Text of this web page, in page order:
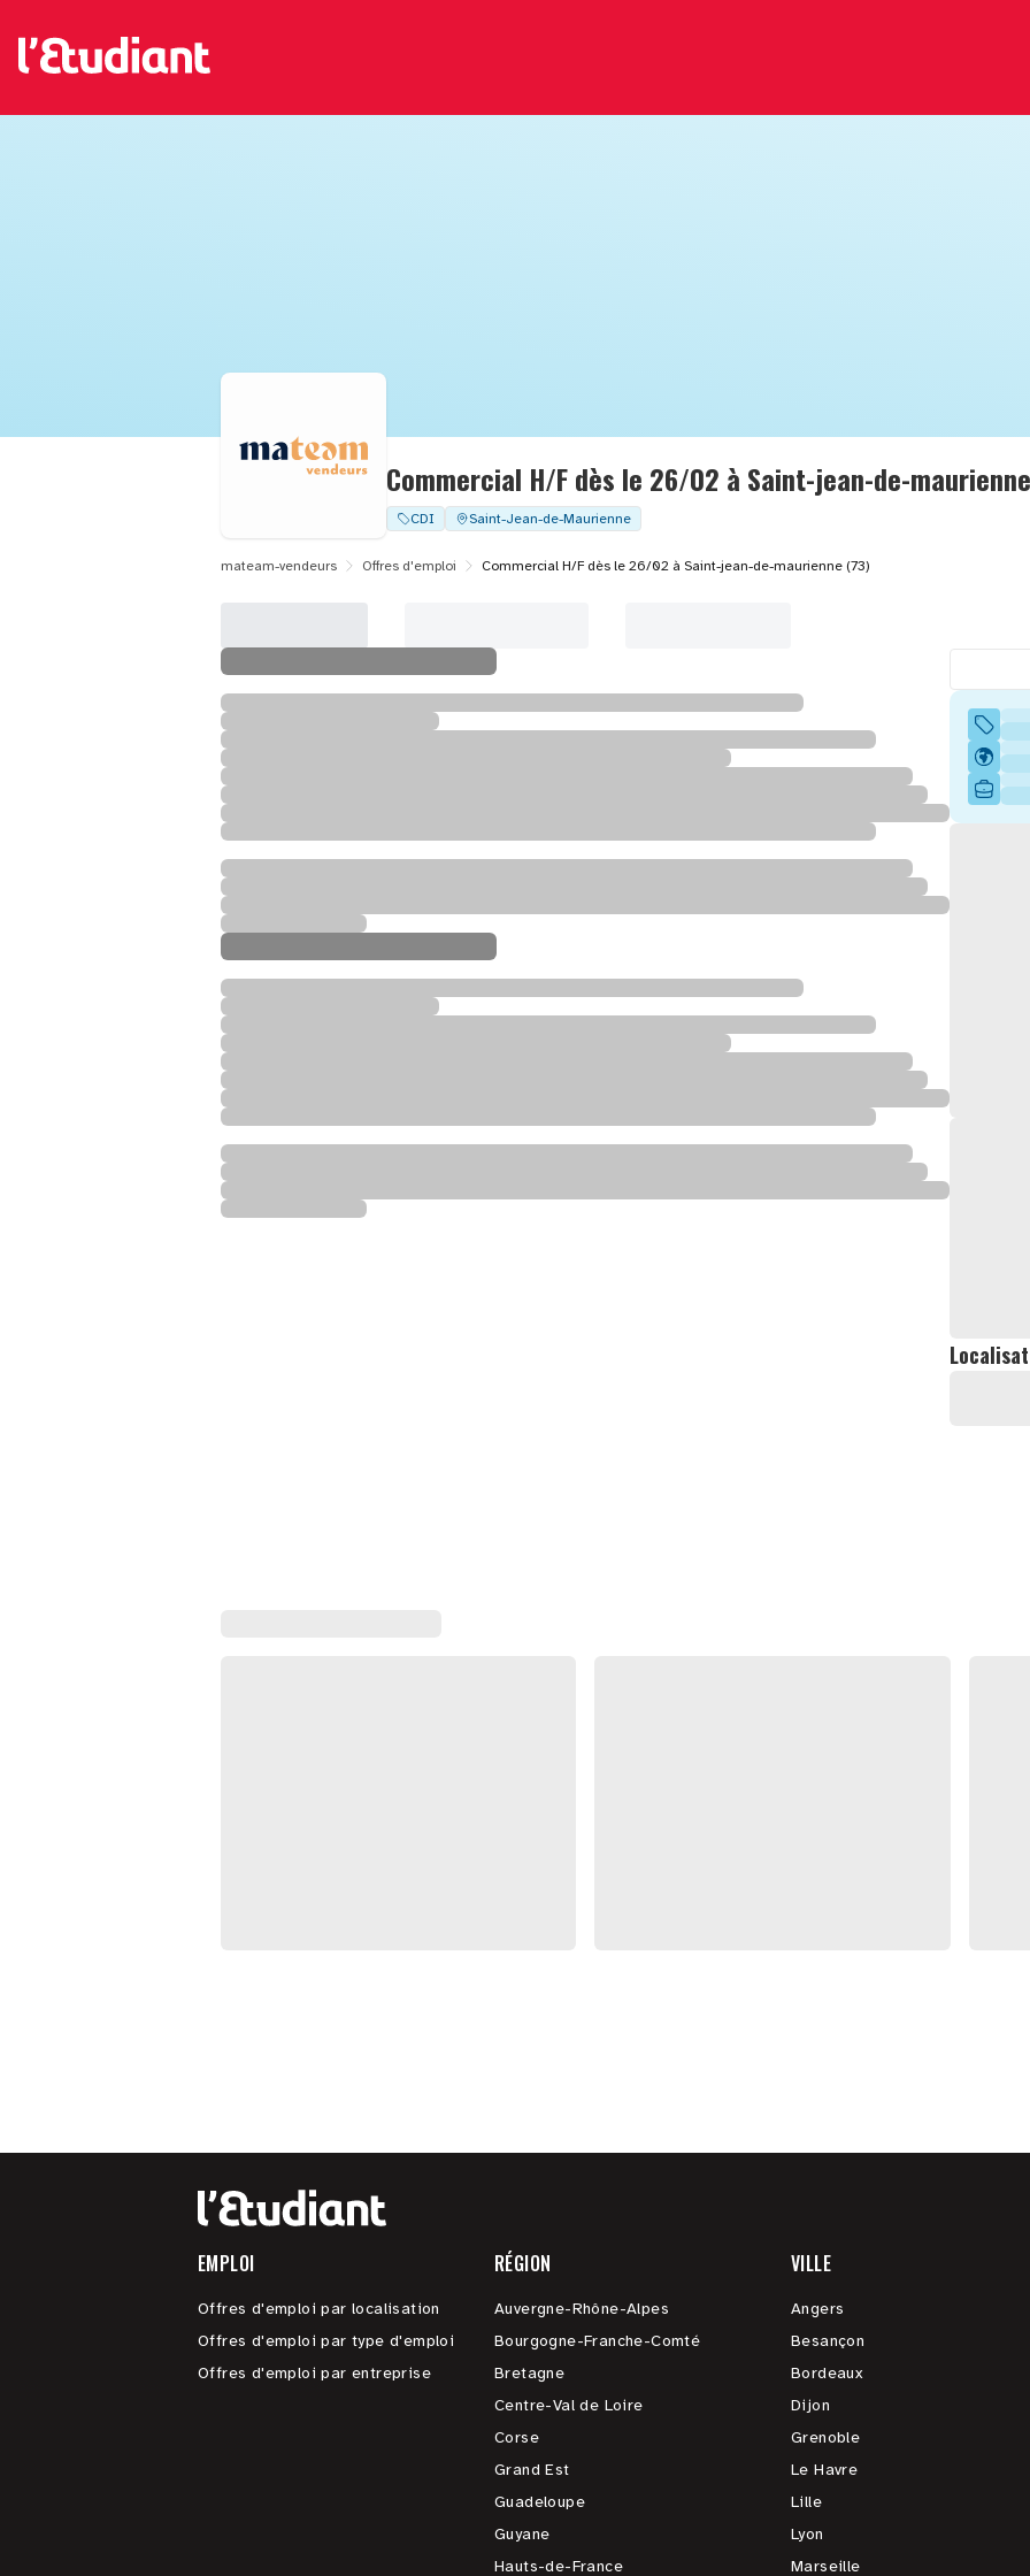
Commercial H/F dès le 26/02 à Saint-jean-de-
CDI Saint-Jean-de-Maurienne
mateam-vendeurs Offres d'emploi Commercial H/F dès le 26/02 à Saint-jean-de-maurienne (73)
EMPLOI
Offres d'emploi par localisation
Offres d'emploi par type d'emploi
Offres d'emploi par entreprise
RÉGION
Auvergne-Rhône-Alpes
Bourgogne-Franche-Comté
Bretagne
Centre-Val de Loire
Corse
Grand Est
Guadeloupe
Guyane
Hauts-de-France
VILLE
Angers
Besançon
Bordeaux
Dijon
Grenoble
Le Havre
Lille
Lyon
Marseille